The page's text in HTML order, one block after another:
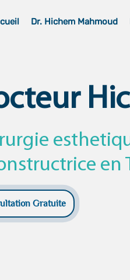
Dr. Hichem Mahmoud
en
Gratuite